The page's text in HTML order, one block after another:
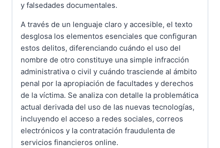
y falsedades documentales.
A través de un lenguaje claro y accesible, el texto
desglosa los elementos esenciales que configuran
estos delitos, diferenciando cuándo el uso del
nombre de otro constituye una simple infracción
administrativa o civil y cuándo trasciende al ámbito
penal por la apropiación de facultades y derechos
de la víctima. Se analiza con detalle la problemática
actual derivada del uso de las nuevas tecnologías,
incluyendo el acceso a redes sociales, correos
electrónicos y la contratación fraudulenta de
servicios financieros online.